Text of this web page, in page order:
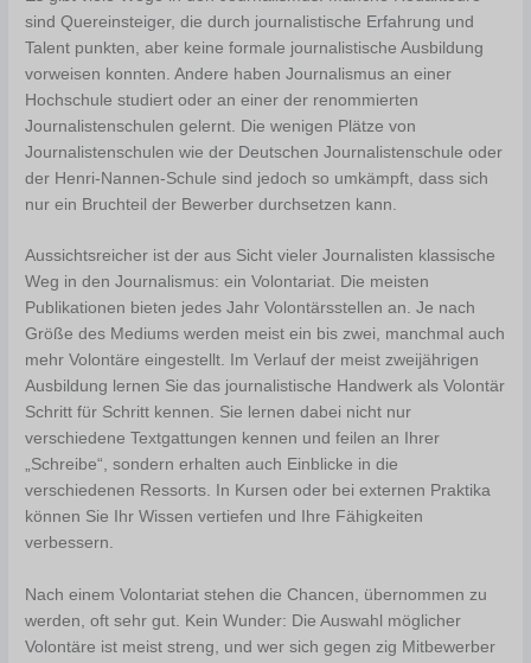
sind Quereinsteiger, die durch journalistische Erfahrung und
Talent punkten, aber keine formale journalistische Ausbildung
vorweisen konnten. Andere haben Journalismus an einer
Hochschule studiert oder an einer der renommierten
Journalistenschulen gelernt. Die wenigen Plätze von
Journalistenschulen wie der Deutschen Journalistenschule oder
der Henri-Nannen-Schule sind jedoch so umkämpft, dass sich
nur ein Bruchteil der Bewerber durchsetzen kann.
Aussichtsreicher ist der aus Sicht vieler Journalisten klassische
Weg in den Journalismus: ein Volontariat. Die meisten
Publikationen bieten jedes Jahr Volontärsstellen an. Je nach
Größe des Mediums werden meist ein bis zwei, manchmal auch
mehr Volontäre eingestellt. Im Verlauf der meist zweijährigen
Ausbildung lernen Sie das journalistische Handwerk als Volontär
Schritt für Schritt kennen. Sie lernen dabei nicht nur
verschiedene Textgattungen kennen und feilen an Ihrer
„Schreibe“, sondern erhalten auch Einblicke in die
verschiedenen Ressorts. In Kursen oder bei externen Praktika
können Sie Ihr Wissen vertiefen und Ihre Fähigkeiten
verbessern.
Nach einem Volontariat stehen die Chancen, übernommen zu
werden, oft sehr gut. Kein Wunder: Die Auswahl möglicher
Volontäre ist meist streng, und wer sich gegen zig Mitbewerber